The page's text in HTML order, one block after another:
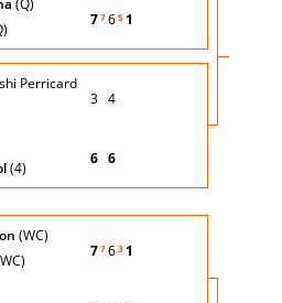
(Q)
7 7 6 5 1
Stato
Punteggio
Perricard
3 4
6 6
(4)
Stato
partita
Punteggio
(WC)
7 7 6 3 1